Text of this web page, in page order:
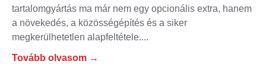
tartalomgyártás ma már nem egy opcionális extra, hanem
a növekedés, a közösségépítés és a siker
megkerülhetetlen alapfeltétele.
Tovább olvasom →